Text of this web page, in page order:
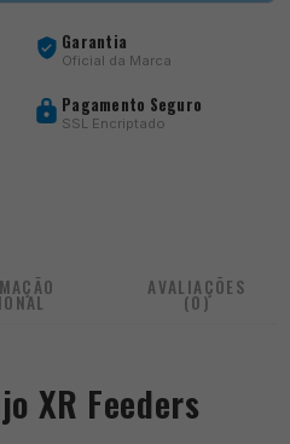
Garantia
Oficial da Marca
Pagamento Seguro
SSL Encriptado
AVALIAÇÕES
(0)
XR Feeders